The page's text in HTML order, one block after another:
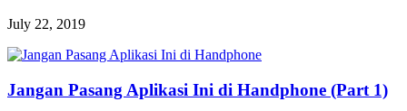
July 22, 2019
Jangan Pasang Aplikasi Ini di Handphone (Part 1)